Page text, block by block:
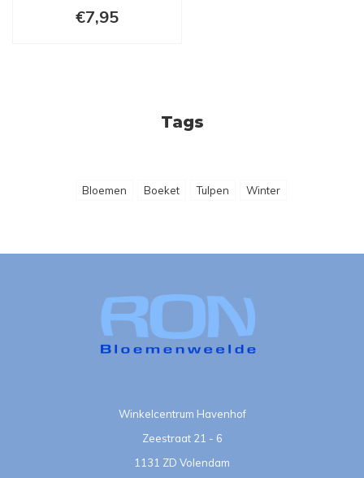
€7,95
Tags
Bloemen Boeket Tulpen Winter
Winkelcentrum Havenhof
Zeestraat 21 - 6
1131 ZD Volendam